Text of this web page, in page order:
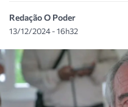
Redação O Poder
13/12/2024 - 16h32